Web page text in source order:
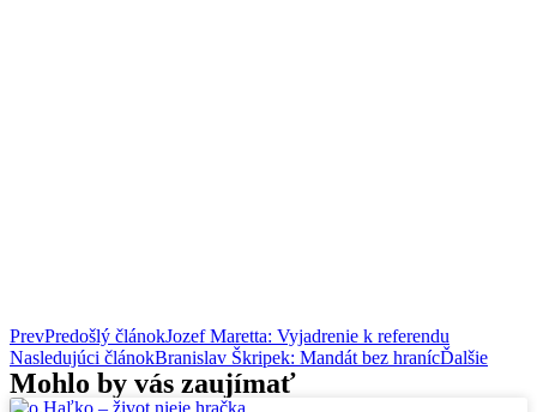
PrevPredošlý článokJozef Maretta: Vyjadrenie k referendu
Nasledujúci článokBranislav Škripek: Mandát bez hranícĎalšie
Mohlo by vás zaujímať